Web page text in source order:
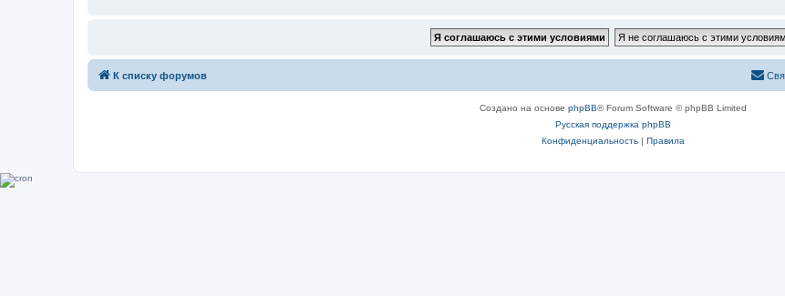
К списку форумов
Создано на основе phpBB® Forum Software © phpBB Limited
Русская поддержка phpBB
Конфиденциальность| Правила